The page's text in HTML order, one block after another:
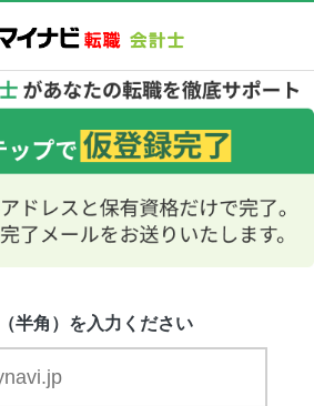
半角）を入力ください